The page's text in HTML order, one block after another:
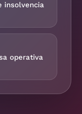
insolvencia
operativa